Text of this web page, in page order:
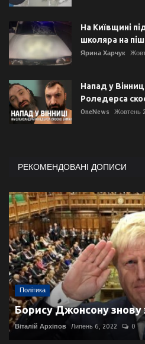
На Київщині
школяра на
Ярина Харчук
Напад у
Роледерса
OneNews Жовтень
РЕКОМЕНДОВАНІ ДОПИСИ
Політика
Борису Джонсону знову
Віталій Архіпов Липень 6, 2022 0